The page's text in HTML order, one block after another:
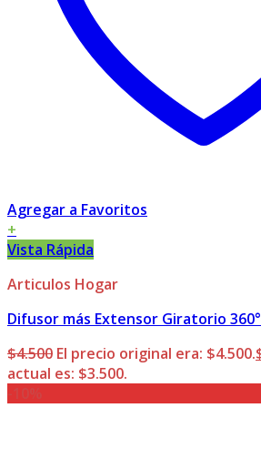
Agregar a Favoritos
+
Vista Rápida
Articulos Hogar
Difusor más Extensor Giratorio
$4.500 El precio original era: $4.500.
actual es: $3.500.